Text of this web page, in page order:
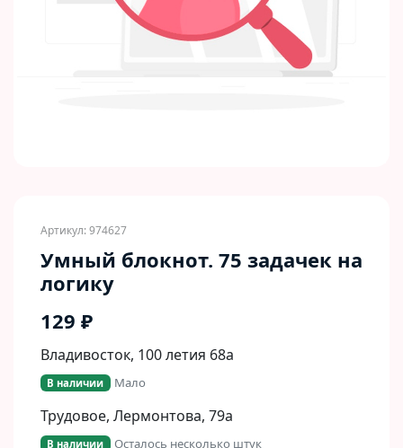
Артикул: 974627
Умный блокнот. 75 задачек на
логику
129 ₽
Владивосток, 100 летия 68а
В наличии Мало
Трудовое, Лермонтова, 79а
В наличии Осталось несколько штук